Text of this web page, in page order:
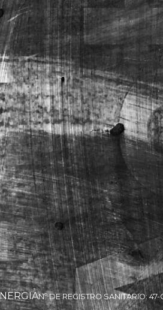
Nº DE REGISTRO SANITARIO: 47-